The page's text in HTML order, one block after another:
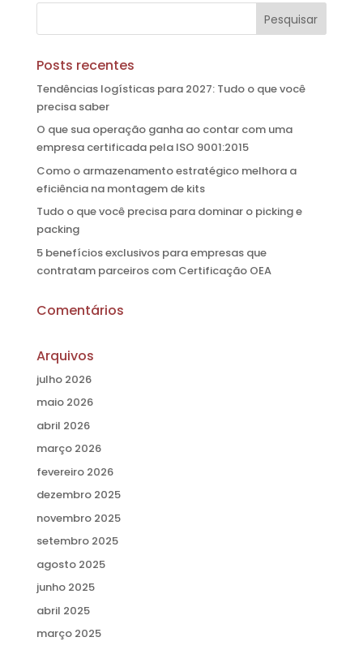
Posts recentes
Tendências logísticas para 2027: Tudo o que você
precisa saber
O que sua operação ganha ao contar com uma
empresa certificada pela ISO 9001:2015
Como o armazenamento estratégico melhora a
eficiência na montagem de kits
Tudo o que você precisa para dominar o picking e
packing
5 benefícios exclusivos para empresas que
contratam parceiros com Certificação OEA
Comentários
Arquivos
julho 2026
maio 2026
abril 2026
março 2026
fevereiro 2026
dezembro 2025
novembro 2025
setembro 2025
agosto 2025
junho 2025
abril 2025
março 2025